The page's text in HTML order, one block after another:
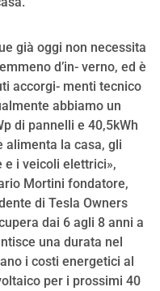
già oggi non necessita
d’in- verno, ed è
accorgi- menti tecnico
abbiamo un
di pannelli e 40,5kWh
alimenta la casa, gli
i veicoli elettrici»,
Mortini fondatore,
di Tesla Owners
dai 6 agli 8 anni a
una durata nel
i costi energetici al
per i prossimi 40